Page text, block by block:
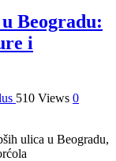
Beogradu:
i
510 Views 0
ulica u Beogradu,